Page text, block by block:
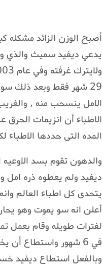
أصبح الوزن الزائد مشكله
29 شهر فقط وبعد ذلك
الامل ينسحب منه ,
الاطباء أن انزيمات
المده التى حددها الاطباء
والدهون تقوم بسد
ديفيد ولم يعطوه ذره
يتحدى كل اطباء العالم
أعلن انه سو يموت وهو
في 6 شهور واستطاع أن